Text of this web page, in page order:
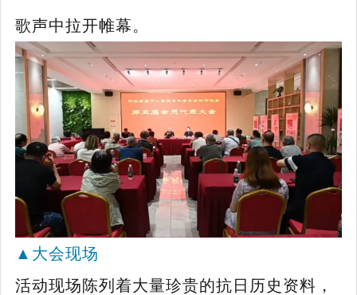
歌声中拉开帷幕。
▲ 大会现场
活动现场陈列着大量珍贵的抗日历史资料，